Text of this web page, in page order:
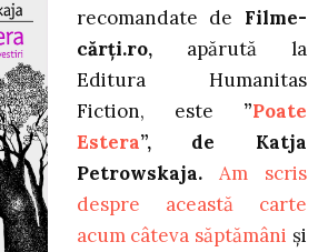
recomandate de Filme-
cărți.ro, apărută la
Editura Humanitas
Fiction, este ”Poate
Estera”, de Katja
Petrowskaja. Am scris
despre această carte
acum câteva săptămâni și